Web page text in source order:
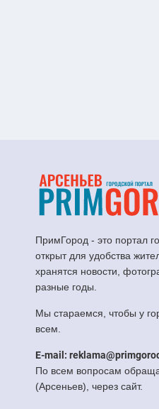
ПримГород - это портал
открыт для удобства
хранятся новости,
разные годы.
Мы стараемся, чтобы у
всем.
E-mail:
По всем вопросам
(Арсеньев), через сайт.